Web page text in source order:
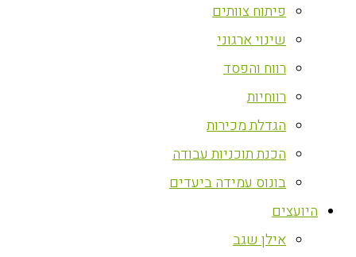
פיתוח צוותים
שינוי ארגוני
רווח והפסד
רווחיות
הגדלת מכירות
הכנת תוכניות עבודה
בונוס עמידה ביעדים
היועצים
אילן שגב